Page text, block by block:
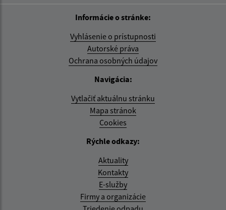
Informácie o stránke:
Vyhlásenie o prístupnosti
Autorské práva
Ochrana osobných údajov
Navigácia:
Vytlačiť aktuálnu stránku
Mapa stránok
Cookies
Rýchle odkazy:
Aktuality
Kontakty
E-služby
Firmy a organizácie